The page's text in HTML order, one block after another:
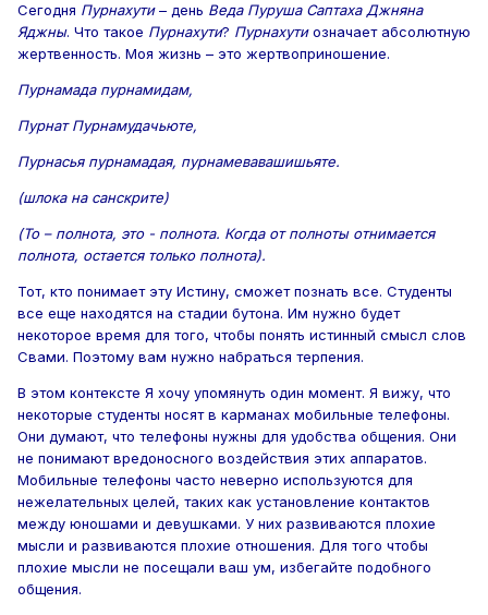
Сегодня Пурнахути– день Веда Пуруша Саптаха Джняна
Яджны. Что такое Пурнахути? Пурнахутиозначает абсолютную
жертвенность. Моя жизнь – это жертвоприношение.
Пурнамада пурнамидам,
Пурнат Пурнамудачьюте,
Пурнасья пурнамадая, пурнамевавашишьяте.
(шлока на санскрите)
(То – полнота, это - полнота. Когда от полноты отнимается
полнота, остается только полнота).
Тот, кто понимает эту Истину, сможет познать все. Студенты
все еще находятся на стадии бутона. Им нужно будет
некоторое время для того, чтобы понять истинный смысл слов
Свами. Поэтому вам нужно набраться терпения.
В этом контексте Я хочу упомянуть один момент. Я вижу, что
некоторые студенты носят в карманах мобильные телефоны.
Они думают, что телефоны нужны для удобства общения. Они
не понимают вредоносного воздействия этих аппаратов.
Мобильные телефоны часто неверно используются для
нежелательных целей, таких как установление контактов
между юношами и девушками. У них развиваются плохие
мысли и развиваются плохие отношения. Для того чтобы
плохие мысли не посещали ваш ум, избегайте подобного
общения.